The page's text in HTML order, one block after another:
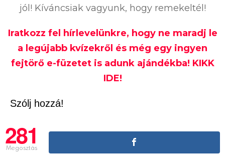
jól! Kíváncsiak vagyunk, hogy remekeltél!
Iratkozz fel hírlevelünkre, hogy ne maradj le
a legújabb kvízekről és még egy ingyen
fejtörő e-füzetet is adunk ajándékba! KIKK
IDE!
Szólj hozzá!
281
Megosztás